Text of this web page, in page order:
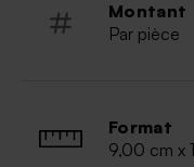
Un cadeau original et
pères, qui allie
Montant
Par pièce
Format
9,00 cm x